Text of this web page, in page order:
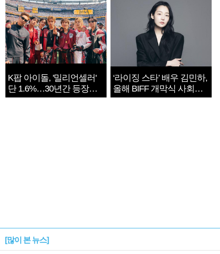
K팝 아이돌, '밀리언셀러'
단 1.6%…30년간 등장
1182개팀 전수조사
‘라이징 스타’ 배우 김민하,
올해 BIFF 개막식 사회자
확정
[많이 본 뉴스]